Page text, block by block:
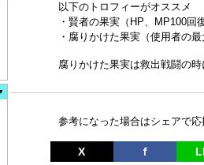
以下のトロフィーがオススメ
・賢者の果実（HP、MP100回復
・腐りかけた果実（使用者の
腐りかけた果実は救出戦闘の時
参考になった場合はシェアで応
X ｆ